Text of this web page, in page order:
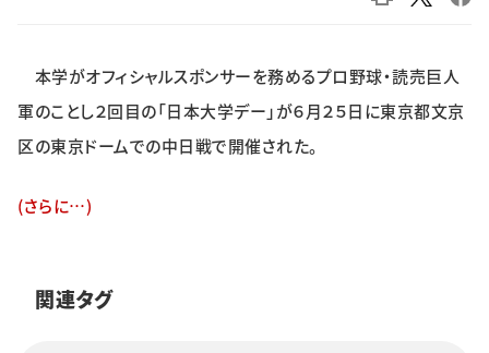
スポーツ
学生社会
本学がオフィシャルスポンサーを務めるプロ野球・読売巨人
軍のことし２回目の「日本大学デー」が６月２５日に東京都文京
区の東京ドームでの中日戦で開催された。
(さらに…)
関連タグ